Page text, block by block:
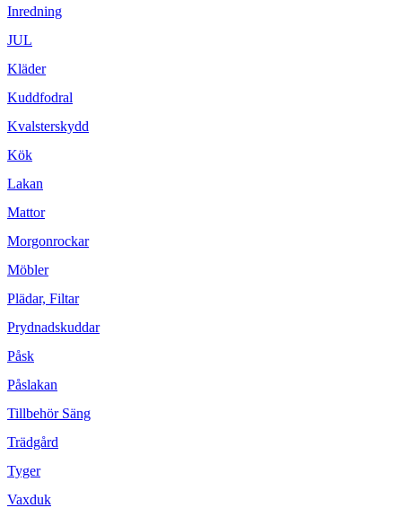
Inredning
JUL
Kläder
Kuddfodral
Kvalsterskydd
Kök
Lakan
Mattor
Morgonrockar
Möbler
Plädar, Filtar
Prydnadskuddar
Påsk
Påslakan
Tillbehör Säng
Trädgård
Tyger
Vaxduk